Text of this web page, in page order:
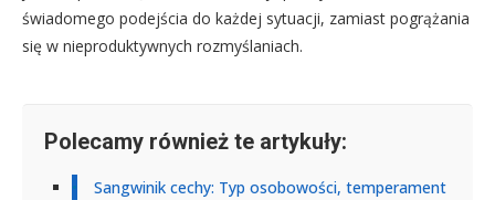
świadomego podejścia do każdej sytuacji, zamiast pogrążania
się w nieproduktywnych rozmyślaniach.
Polecamy również te artykuły:
Sangwinik cechy: Typ osobowości, temperament